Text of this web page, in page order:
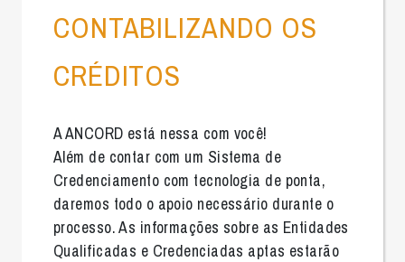
CONTABILIZANDO OS
CRÉDITOS
A ANCORD está nessa com você!
Além de contar com um Sistema de
Credenciamento com tecnologia de ponta,
daremos todo o apoio necessário durante o
processo. As informações sobre as Entidades
Qualificadas e Credenciadas aptas estarão